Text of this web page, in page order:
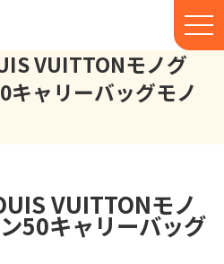
VUITTONモノグ
キャリーバッグモノ
VUITTONモノ
50キャリーバッグ